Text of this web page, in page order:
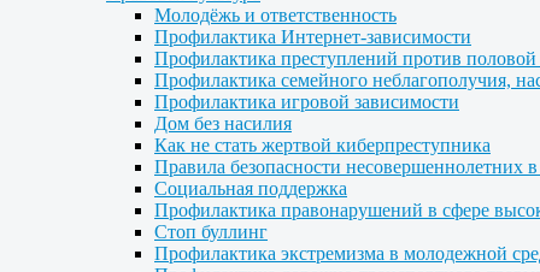
Молодёжь и ответственность
Профилактика Интернет-зависимости
Профилактика преступлений против
Профилактика семейного неблагополучия,
Профилактика игровой зависимости
Дом без насилия
Как не стать жертвой киберпреступника
Правила безопасности несовершеннолетних
Социальная поддержка
Профилактика правонарушений в сфере
Стоп буллинг
Профилактика экстремизма в молодежной